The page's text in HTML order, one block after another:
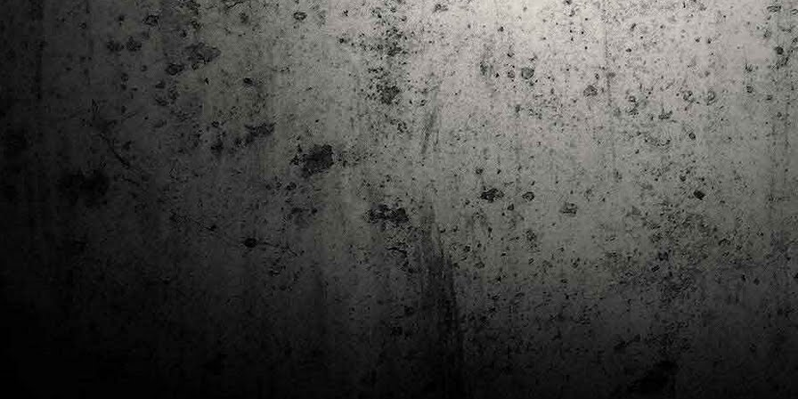
JUL
7
Club de lectura de còmics: estiu de 2024
Arriba l'estiu i amb ell una nova edició del club de lectura per passar
aquests mesos de calor. En aquesta nova edició farem dues lectures: una
al juliol i l'altre al setembre!
Com és habitual, les inscripcions es formalitzen a la Biblioteca Pública de
Tarragona i les lectures es podran llegir en edició digital.
MAY
1
Estudis en Comicologia al Còmic Barcelona
Del 3 al 5 de maig la Fira Barcelona acull la 42a edició de Còmic
Barcelona (el Saló del Còmic de tota la vida).
Divendres faré la visita anual i diumenge hi tornaré, aquest cop per participar a
la taula rodona Estudis en Comicologia: Els llibres de teoria i divulgació del
còmic en els temps del podcast, a les 16 h, a la sala còmic 6, molt ben
acompanyat:
Estudis en Comicologia: Els llibres de teoria i divulgació del còmic en els temps